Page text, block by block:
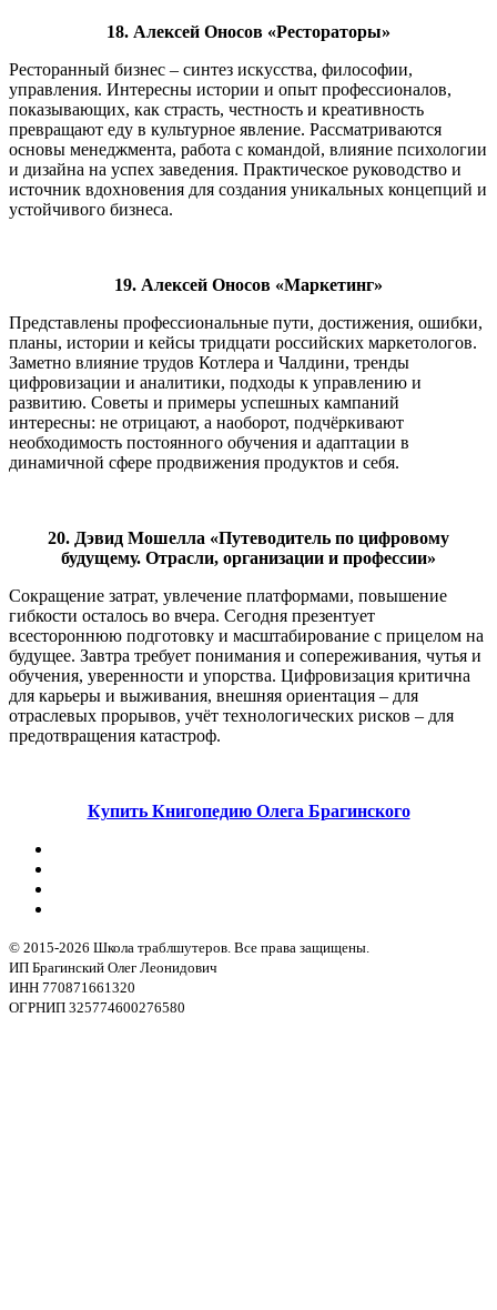
18. Алексей Оносов «Рестораторы»
Ресторанный бизнес – синтез искусства, философии,
управления. Интересны истории и опыт профессионалов,
показывающих, как страсть, честность и креативность
превращают еду в культурное явление. Рассматриваются
основы менеджмента, работа с командой, влияние психологии
и дизайна на успех заведения. Практическое руководство и
источник вдохновения для создания уникальных концепций и
устойчивого бизнеса.
19. Алексей Оносов «Маркетинг»
Представлены профессиональные пути, достижения, ошибки,
планы, истории и кейсы тридцати российских маркетологов.
Заметно влияние трудов Котлера и Чалдини, тренды
цифровизации и аналитики, подходы к управлению и
развитию. Советы и примеры успешных кампаний
интересны: не отрицают, а наоборот, подчёркивают
необходимость постоянного обучения и адаптации в
динамичной сфере продвижения продуктов и себя.
20. Дэвид Мошелла «Путеводитель по цифровому
будущему. Отрасли, организации и профессии»
Сокращение затрат, увлечение платформами, повышение
гибкости осталось во вчера. Сегодня презентует
всестороннюю подготовку и масштабирование с прицелом на
будущее. Завтра требует понимания и сопереживания, чутья и
обучения, уверенности и упорства. Цифровизация критична
для карьеры и выживания, внешняя ориентация – для
отраслевых прорывов, учёт технологических рисков – для
предотвращения катастроф.
Купить Книгопедию Олега Брагинского
© 2015-2026 Школа траблшутеров. Все права защищены.
ИП Брагинский Олег Леонидович
ИНН 770871661320
ОГРНИП 325774600276580